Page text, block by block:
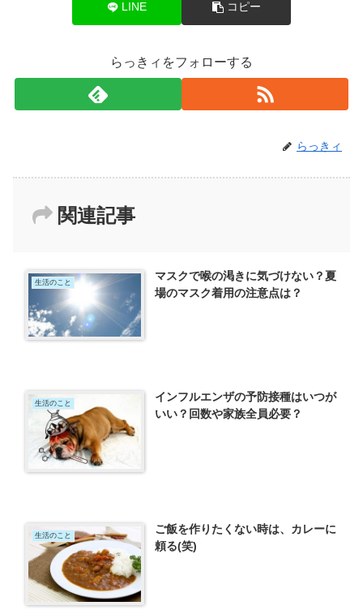
LINE コピー
らっきィをフォローする
らっきィ
関連記事
生活のこと
マスクで喉の渇きに気づけない？夏
場のマスク着用の注意点は？
生活のこと
インフルエンザの予防接種はいつが
いい？回数や家族全員必要？
生活のこと
ご飯を作りたくない時は、カレーに
頼る(笑)